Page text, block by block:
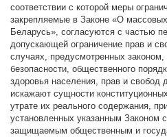
соответствии с которой меры
закрепляемые в Законе «О
Беларусь», согласуются с частью
допускающей ограничение прав и
случаях, предусмотренных
безопасности, общественного
здоровья населения, прав и
искажают сущности
утрате их реального содержания,
установленных указанным Законом
защищаемым общественным и